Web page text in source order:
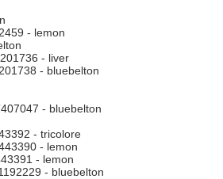
- lemon
- liver
- bluebelton
- bluebelton
- tricolore
- lemon
- lemon
- bluebelton